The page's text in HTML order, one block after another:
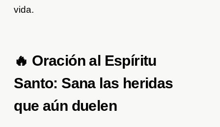
vida.
🔥 Oración al Espíritu
Santo: Sana las heridas
que aún duelen